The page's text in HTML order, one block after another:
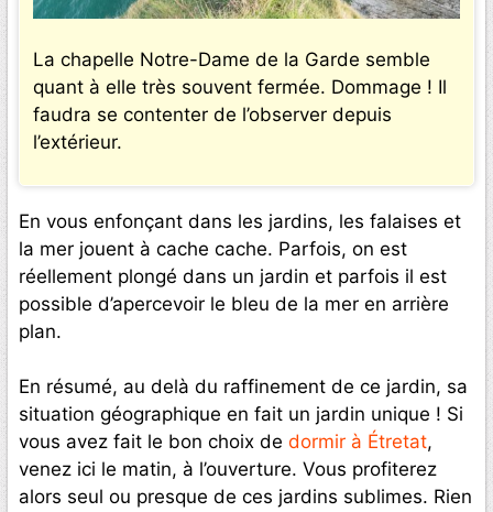
La chapelle Notre-Dame de la Garde semble
quant à elle très souvent fermée. Dommage ! Il
faudra se contenter de l’observer depuis
l’extérieur.
En vous enfonçant dans les jardins, les falaises et
la mer jouent à cache cache. Parfois, on est
réellement plongé dans un jardin et parfois il est
possible d’apercevoir le bleu de la mer en arrière
plan.
En résumé, au delà du raffinement de ce jardin, sa
situation géographique en fait un jardin unique ! Si
vous avez fait le bon choix de dormir à Étretat,
venez ici le matin, à l’ouverture. Vous profiterez
alors seul ou presque de ces jardins sublimes. Rien